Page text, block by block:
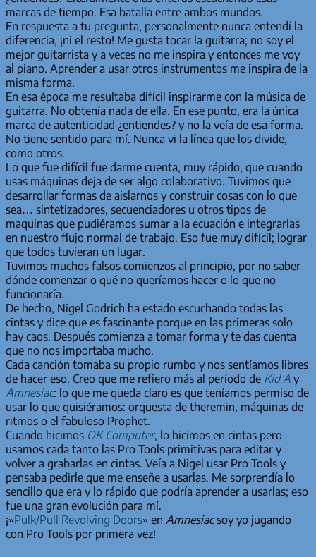
marcas de tiempo. Esa batalla entre ambos mundos.
En respuesta a tu pregunta, personalmente nunca entendí la
diferencia, ¡ni el resto! Me gusta tocar la guitarra; no soy el
mejor guitarrista y a veces no me inspira y entonces me voy
al piano. Aprender a usar otros instrumentos me inspira de la
misma forma.
En esa época me resultaba difícil inspirarme con la música de
guitarra. No obtenía nada de ella. En ese punto, era la única
marca de autenticidad ¿entiendes? y no la veía de esa forma.
No tiene sentido para mí. Nunca vi la línea que los divide,
como otros.
Lo que fue difícil fue darme cuenta, muy rápido, que cuando
usas máquinas deja de ser algo colaborativo. Tuvimos que
desarrollar formas de aislarnos y construir cosas con lo que
sea… sintetizadores, secuenciadores u otros tipos de
maquinas que pudiéramos sumar a la ecuación e integrarlas
en nuestro flujo normal de trabajo. Eso fue muy difícil; lograr
que todos tuvieran un lugar.
Tuvimos muchos falsos comienzos al principio, por no saber
dónde comenzar o qué no queríamos hacer o lo que no
funcionaría.
De hecho, Nigel Godrich ha estado escuchando todas las
cintas y dice que es fascinante porque en las primeras solo
hay caos. Después comienza a tomar forma y te das cuenta
que no nos importaba mucho.
Cada canción tomaba su propio rumbo y nos sentíamos libres
de hacer eso. Creo que me refiero más al período de Kid A y
Amnesiac: lo que me queda claro es que teníamos permiso de
usar lo que quisiéramos: orquesta de theremin, máquinas de
ritmos o el fabuloso Prophet.
Cuando hicimos OK Computer, lo hicimos en cintas pero
usamos cada tanto las Pro Tools primitivas para editar y
volver a grabarlas en cintas. Veía a Nigel usar Pro Tools y
pensaba pedirle que me enseñe a usarlas. Me sorprendía lo
sencillo que era y lo rápido que podría aprender a usarlas; eso
fue una gran evolución para mí.
¡»Pulk/Pull Revolving Doors» en Amnesiacsoy yo jugando
con Pro Tools por primera vez!